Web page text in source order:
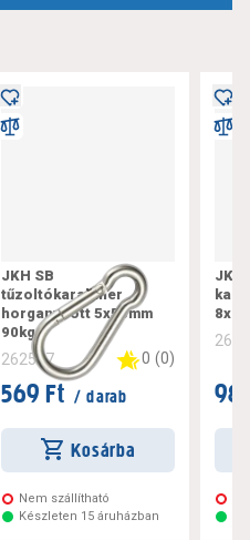
JKH SB
tűzoltókarabíner
horganyzott 5x50mm
90kg
262587 0 (0)
569 Ft / darab
Kosárba
Nem szállítható
Készleten 15 áruházban
JKH
8x